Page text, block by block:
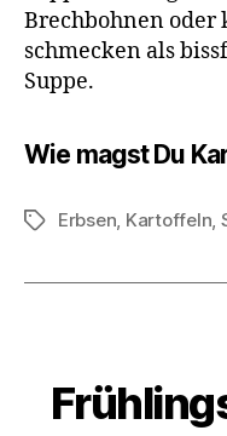
Brechbohnen oder
schmecken als
Suppe.
Wie magst Du
Schlagwörter
Erbsen, Kartoffeln,